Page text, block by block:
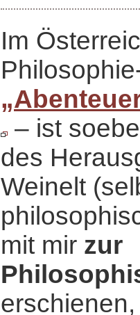
Im
‒ ist
des
Weinelt
mit mir zur